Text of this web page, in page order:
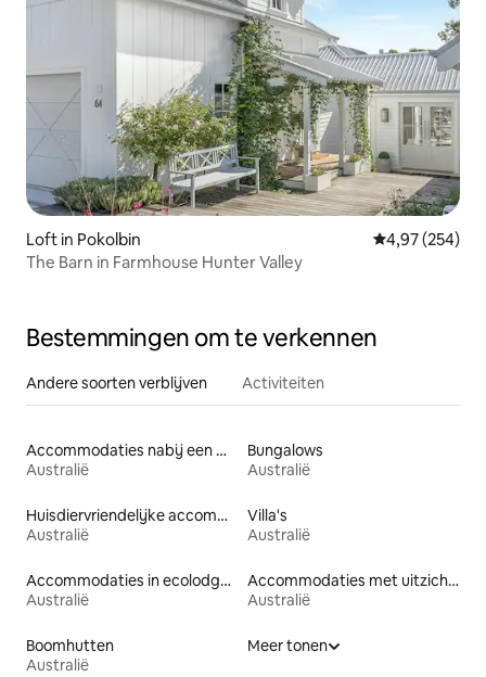
Loft in Pokolbin Gemiddelde
4,97 (254)
The Barn in Farmhouse Hunter Valley
Bestemmingen om te verkennen
Andere soorten verblijven Activiteiten
Accommodaties nabij een meer
Australië
Bungalows
Australië
Huisdiervriendelijke accommodaties
Australië
Villa's
Australië
Accommodaties in ecolodges
Australië
Accommodaties met uitzicht op het strand
Australië
Boomhutten
Australië
Meer tonen